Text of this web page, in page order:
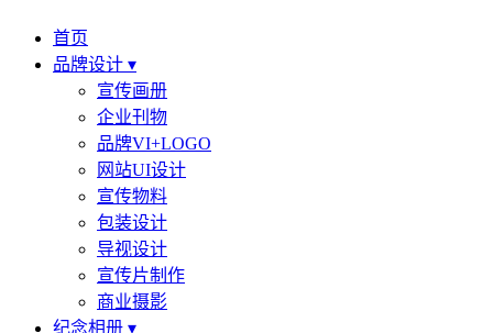
首页
品牌设计 ▾
宣传画册
企业刊物
品牌VI+LOGO
网站UI设计
宣传物料
包装设计
导视设计
宣传片制作
商业摄影
纪念相册 ▾